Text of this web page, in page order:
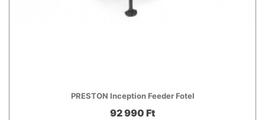
PRESTON Inception Feeder Fotel
92 990 Ft